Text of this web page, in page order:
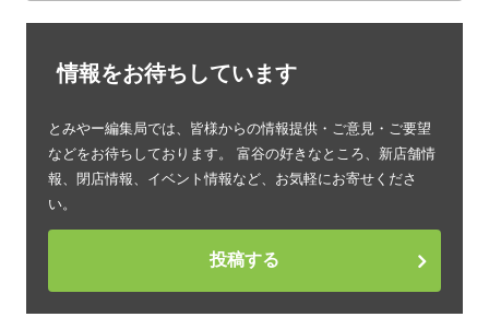
情報をお待ちしています
とみやー編集局では、皆様からの情報提供・ご意見・ご要望
などをお待ちしております。 富谷の好きなところ、新店舗情
報、閉店情報、イベント情報など、お気軽にお寄せくださ
い。
投稿する